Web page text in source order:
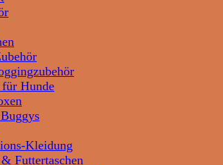
für Hunde
Kleidung
Futtertaschen